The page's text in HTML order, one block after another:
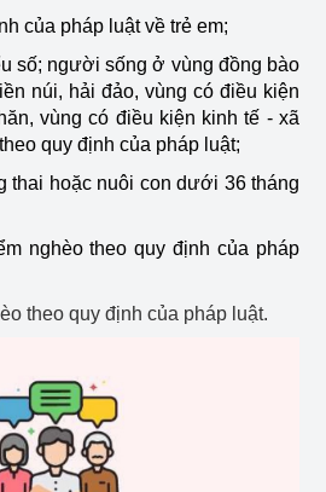
của pháp luật về trẻ em;
số; người sống ở vùng đồng bào
núi, hải đảo, vùng có điều kiện
vùng có điều kiện kinh tế - xã
quy định của pháp luật;
thai hoặc nuôi con dưới 36 tháng
nghèo theo quy định của pháp
theo quy định của pháp luật.